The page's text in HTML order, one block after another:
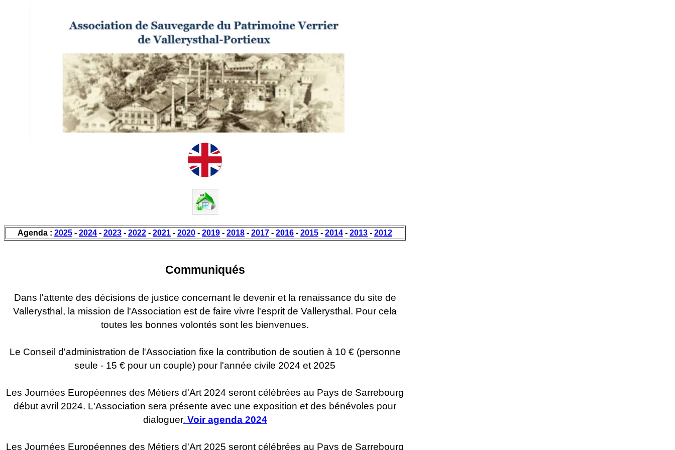
Agenda : 2025 - 2024 - 2023 - 2022 - 2021 - 2020 - 2019 - 2018 - 2017 - 2016 - 2015 - 2014 - 2013 - 2012
Communiqués
Dans l'attente des décisions de justice concernant le devenir et la renaissance du site de
Vallerysthal, la mission de l'Association est de faire vivre l'esprit de Vallerysthal. Pour cela
toutes les bonnes volontés sont les bienvenues.
Le Conseil d'administration de l'Association fixe la contribution de soutien à 10 € (personne
seule - 15 € pour un couple) pour l'année civile 2024 et 2025
Les Journées Européennes des Métiers d'Art 2024 seront célébrées au Pays de Sarrebourg
début avril 2024. L'Association sera présente avec une exposition et des bénévoles pour
dialoguer. Voir agenda 2024
Les Journées Européennes des Métiers d'Art 2025 seront célébrées au Pays de Sarrebourg